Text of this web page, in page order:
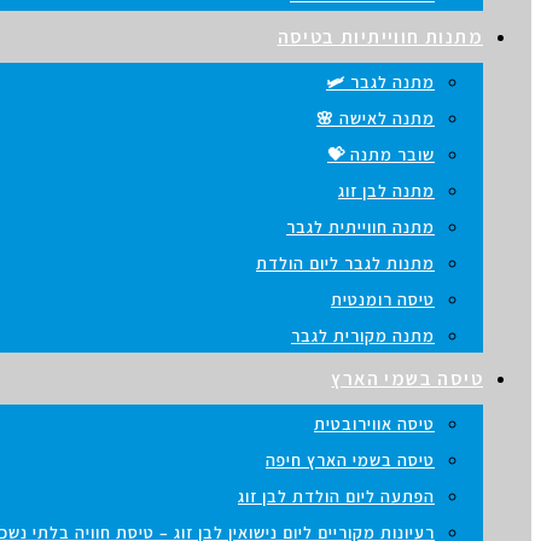
מתנות חווייתיות בטיסה
מתנה לגבר 🛩️
מתנה לאישה 🌸
שובר מתנה 💝
מתנה לבן זוג
מתנה חווייתית לגבר
מתנות לגבר ליום הולדת
טיסה רומנטית
מתנה מקורית לגבר
טיסה בשמי הארץ
טיסה אווירובטית
טיסה בשמי הארץ חיפה
הפתעה ליום הולדת לבן זוג
רעיונות מקוריים ליום נישואין לבן זוג – טיסת חוויה בלתי